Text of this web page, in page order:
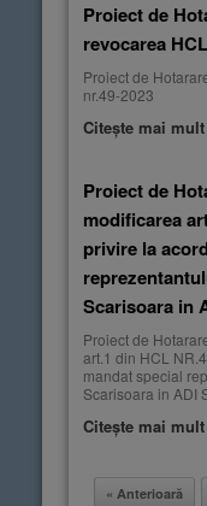
Proiect de
revocarea
Proiect de
nr.49-2023
Citește mai mult
Proiect de
modificarea
privire la
Scarisoara in
Proiect de
art.1 din HCL
mandat special
Scarisoara in ADI
Citește mai mult
« Anterioară